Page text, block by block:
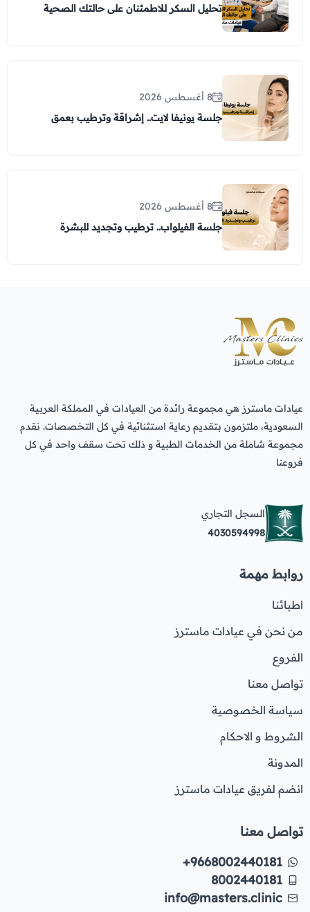
تحليل السكر للاطمئنان على حالتك الصحية
8 أغسطس 2026
جلسة يونيفا لايت.. إشراقة وترطيب بعمق
8 أغسطس 2026
جلسة الفيلواب.. ترطيب وتجديد للبشرة
عيادات ماسترز هي مجموعة رائدة من العيادات في المملكة العربية
السعودية، ملتزمون بتقديم رعاية استثنائية في كل التخصصات. نقدم
مجموعة شاملة من الخدمات الطبية و ذلك تحت سقف واحد في كل
فروعنا
السجل التجاري
4030594998
روابط مهمة
اطبائنا
من نحن في عيادات ماسترز
الفروع
تواصل معنا
سياسة الخصوصية
الشروط و الاحكام
المدونة
انضم لفريق عيادات ماسترز
تواصل معنا
+9668002440181
8002440181
info@masters.clinic